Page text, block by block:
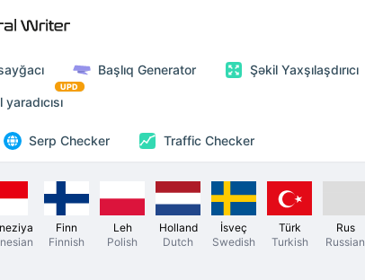
Başlıq Generator Şəkil Yaxşılaşdırıcı
UPD
Serp Checker Traffic Checker
Finn
Finnish
Leh
Polish
Holland
Dutch
İsveç
Swedish
Türk
Turkish
Rus
Russian